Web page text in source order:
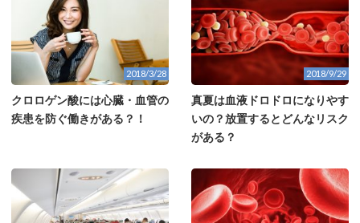
2018/3/28
クロロゲン酸には心臓・血管の
疾患を防ぐ働きがある？！
2018/9/29
真夏は血液ドロドロになりやす
いの？放置するとどんなリスク
がある？